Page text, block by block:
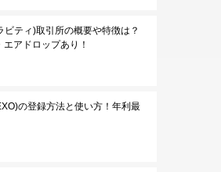
ビティ)取引所の概要や特徴は？
エアドロップあり！
の登録方法と使い方！年利最